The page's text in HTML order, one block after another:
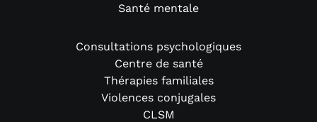
Santé mentale
Consultations psychologiques
Centre de santé
Thérapies familiales
Violences conjugales
CLSM